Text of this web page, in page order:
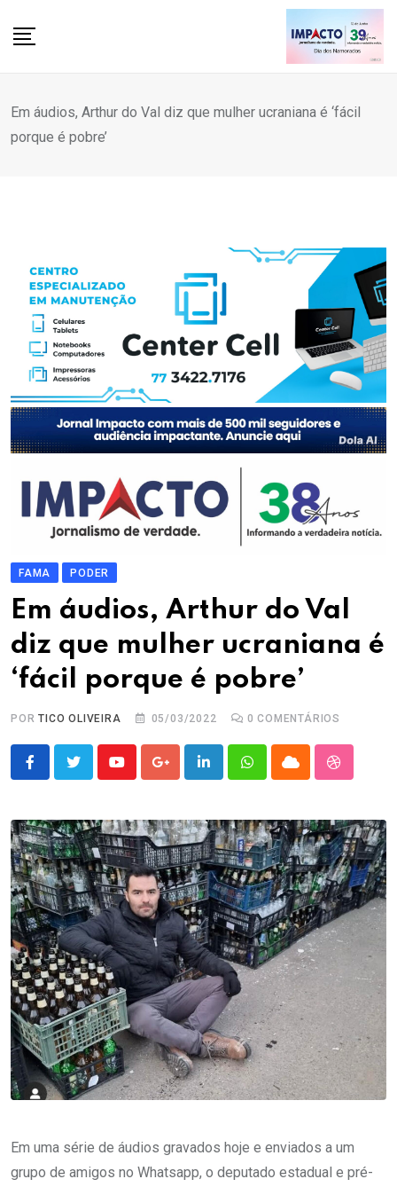
Em áudios, Arthur do Val diz que mulher ucraniana é ‘fácil
porque é pobre’
FAMA PODER
Em áudios, Arthur do Val
diz que mulher ucraniana é
‘fácil porque é pobre’
PORTICO OLIVEIRA 05/03/2022 0 COMENTÁRIOS
YoutubeGoogle+LinkedInWhatsappCloud
Em uma série de áudios gravados hoje e enviados a um
grupo de amigos no Whatsapp, o deputado estadual e pré-